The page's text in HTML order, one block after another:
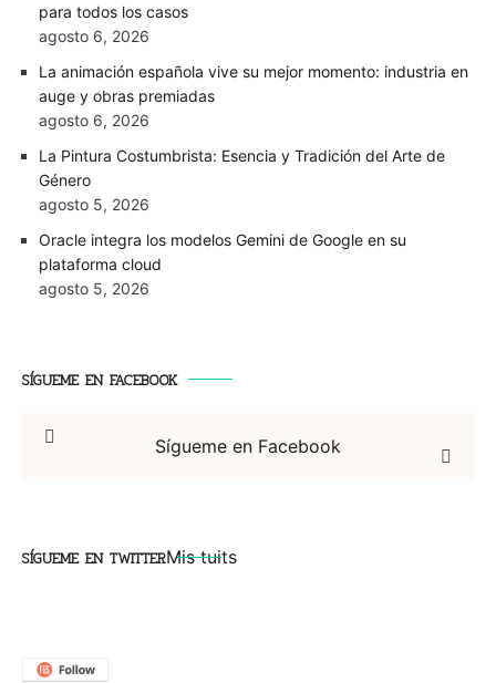
para todos los casos
agosto 6, 2026
La animación española vive su mejor momento: industria en
auge y obras premiadas
agosto 6, 2026
La Pintura Costumbrista: Esencia y Tradición del Arte de
Género
agosto 5, 2026
Oracle integra los modelos Gemini de Google en su
plataforma cloud
agosto 5, 2026
SÍGUEME EN FACEBOOK
Sígueme en Facebook
SÍGUEME EN TWITTERMis tuits